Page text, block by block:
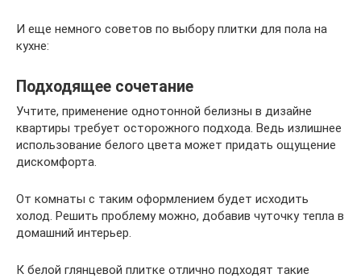
И еще немного советов по выбору плитки для пола на
кухне:
Подходящее сочетание
Учтите, применение однотонной белизны в дизайне
квартиры требует осторожного подхода. Ведь излишнее
использование белого цвета может придать ощущение
дискомфорта.
От комнаты с таким оформлением будет исходить
холод. Решить проблему можно, добавив чуточку тепла в
домашний интерьер.
К белой глянцевой плитке отлично подходят такие